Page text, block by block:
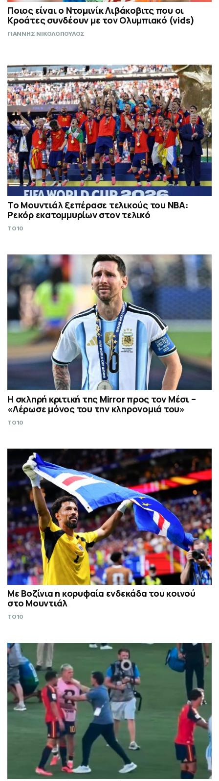
Ποιος είναι ο Ντομινίκ Λιβάκοβιτς που οι
Κροάτες συνδέουν με τον Ολυμπιακό (vids)
ΓΙΑΝΝΗΣ ΝΙΚΟΛΟΠΟΥΛΟΣ
Το Μουντιάλ ξεπέρασε τελικούς του ΝΒΑ:
Ρεκόρ εκατομμυρίων στον τελικό
TO10
Η σκληρή κριτική της Mirror προς τον Μέσι –
«Λέρωσε μόνος του την κληρονομιά του»
TO10
Με Βοζίνια η κορυφαία ενδεκάδα του κοινού
στο Μουντιάλ
TO10